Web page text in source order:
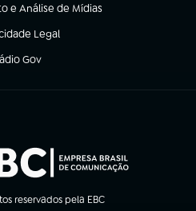
e Análise de Mídias
aba)
Legal
nova aba)
Gov
em nova aba)
reservados pela EBC